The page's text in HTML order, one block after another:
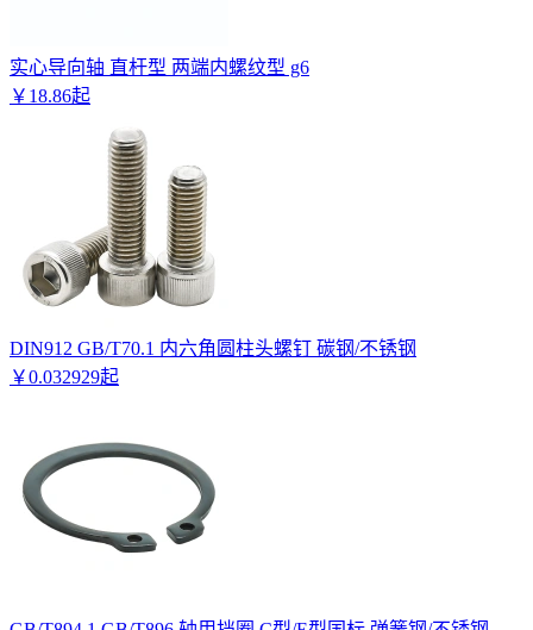
实心导向轴 直杆型 两端内螺纹型 g6
￥ 18.86起
DIN912 GB/T70.1 内六角圆柱头螺钉 碳钢/不锈钢
￥0.032929起